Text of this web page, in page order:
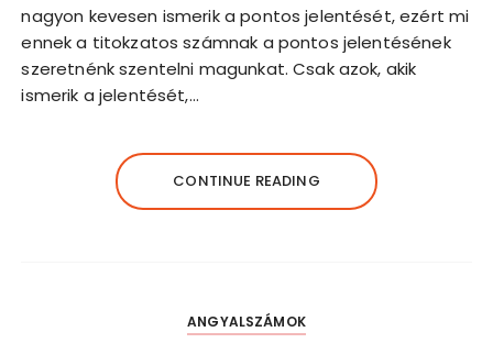
nagyon kevesen ismerik a pontos jelentését, ezért mi
ennek a titokzatos számnak a pontos jelentésének
szeretnénk szentelni magunkat. Csak azok, akik
ismerik a jelentését,…
CONTINUE READING
ANGYALSZÁMOK